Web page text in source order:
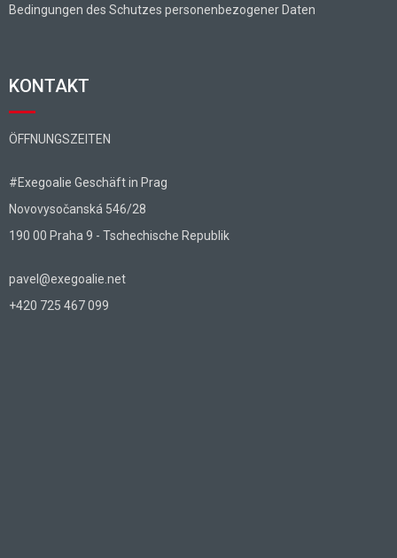
Bedingungen des Schutzes personenbezogener Daten
KONTAKT
ÖFFNUNGSZEITEN
#Exegoalie Geschäft in Prag
Novovysočanská 546/28
190 00 Praha 9 - Tschechische Republik
pavel@exegoalie.net
+420 725 467 099